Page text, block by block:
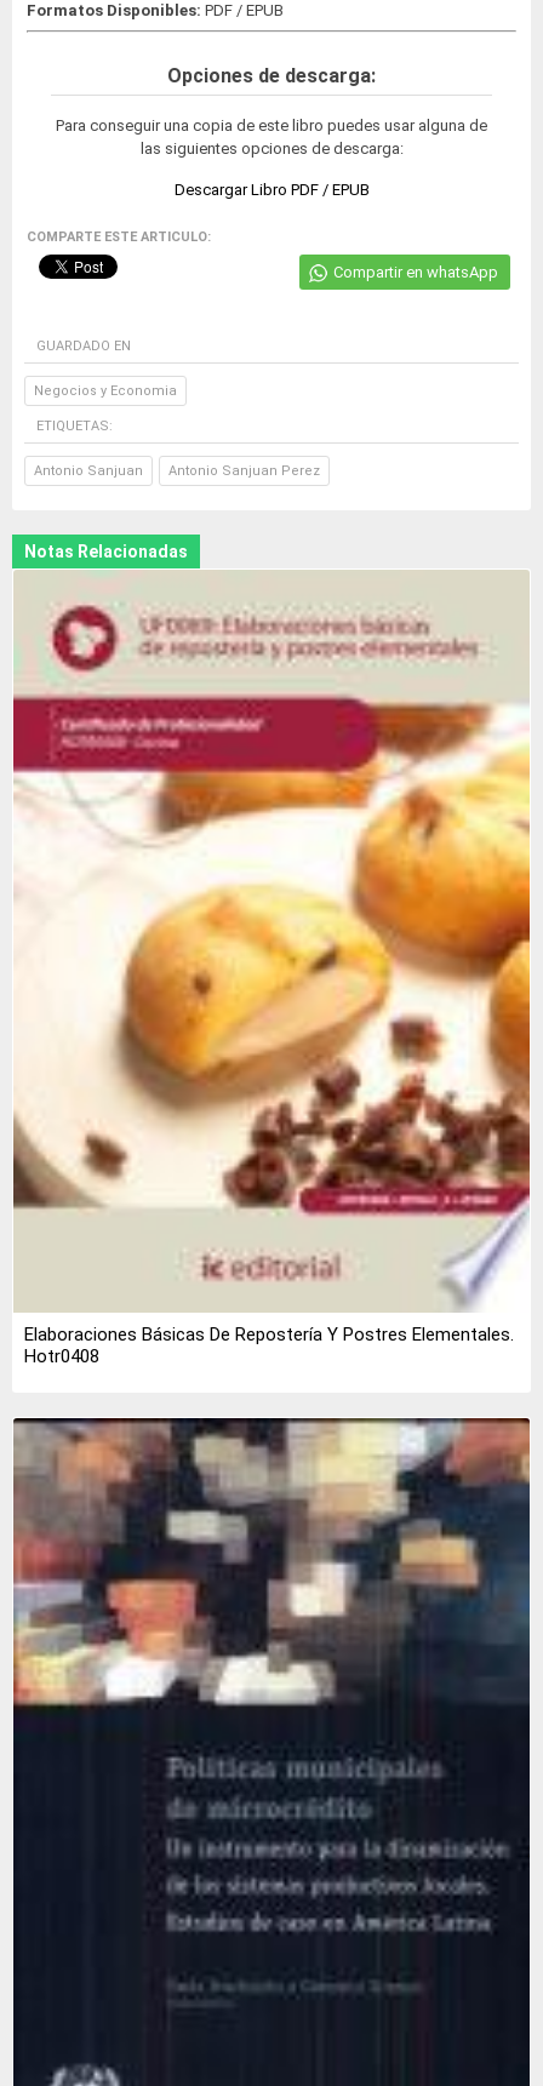
Formatos Disponibles: PDF / EPUB
Opciones de descarga:
Para conseguir una copia de este libro puedes usar alguna de
las siguientes opciones de descarga:
Descargar Libro PDF / EPUB
COMPARTE ESTE ARTICULO:
Compartir en whatsApp
GUARDADO EN
Negocios y Economia
ETIQUETAS:
Antonio Sanjuan Antonio Sanjuan Perez
Notas Relacionadas
Elaboraciones Básicas De Repostería Y Postres Elementales.
Hotr0408